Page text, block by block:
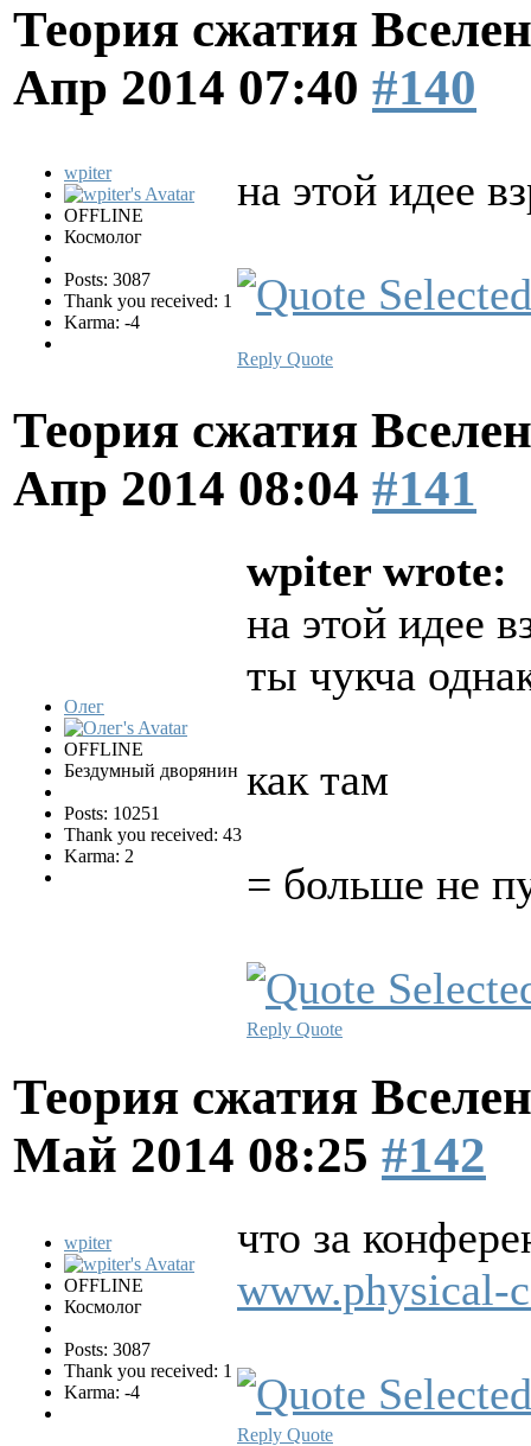
Теория сжатия
Апр 2014 07:40 #140
wpiter
OFFLINE
Космолог
Posts: 3087
Thank you received: 1
Karma: -4
на этой идее
Reply Quote
Теория сжатия
Апр 2014 08:04 #141
Олег
OFFLINE
Бездумный дворянин
Posts: 10251
Thank you received: 43
Karma: 2
wpiter wrote:
на этой идее
ты чукча
как там
= больше не
Reply Quote
Теория сжатия
Май 2014 08:25 #142
wpiter
OFFLINE
Космолог
Posts: 3087
Thank you received: 1
Karma: -4
что за
www.physical-
Reply Quote